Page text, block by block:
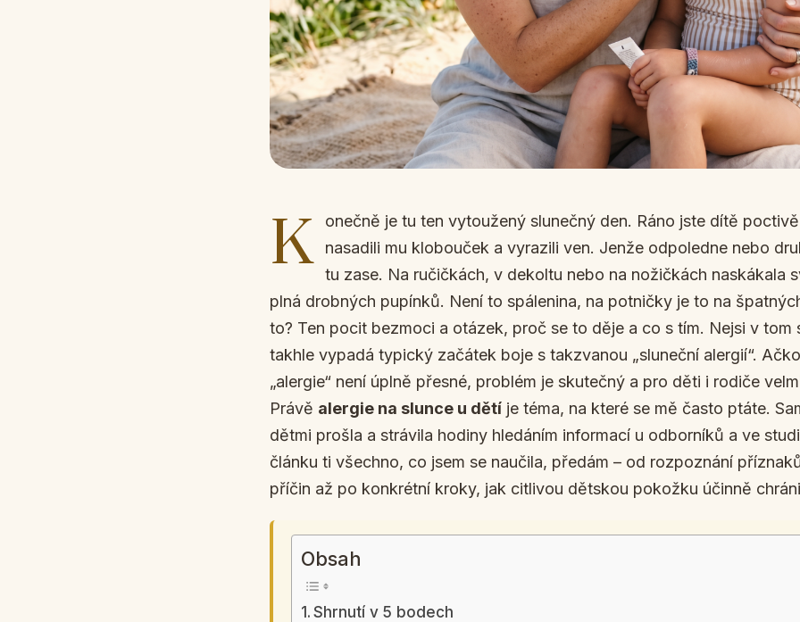
K
onečně je tu ten vytoužený slunečný den. Ráno jste dítě
nasadili mu klobouček a vyrazili ven. Jenže odpoledne nebo
tu zase. Na ručičkách, v dekoltu nebo na nožičkách naskákala
plná drobných pupínků. Není to spálenina, na potničky je to na
to? Ten pocit bezmoci a otázek, proč se to děje a co s tím. Nejsi v tom
takhle vypadá typický začátek boje s takzvanou „sluneční alergií“.
„alergie“ není úplně přesné, problém je skutečný a pro děti i rodiče
Právě alergie na slunce u dětí je téma, na které se mě často ptáte.
dětmi prošla a strávila hodiny hledáním informací u odborníků a ve
článku ti všechno, co jsem se naučila, předám – od rozpoznání
příčin až po konkrétní kroky, jak citlivou dětskou pokožku účinně
Obsah
Shrnutí v 5 bodech